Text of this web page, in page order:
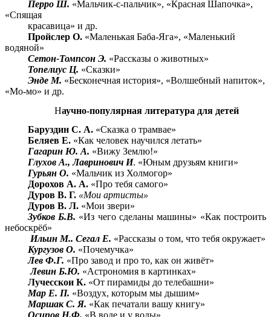
Перро Ш. «Мальчик-с-пальчик», «Красная Шапочка»,
«Спящая
красавица» и др.
Пройслер О.«Маленькая Баба-Яга», «Маленький
водяной»
Сетон-Томпсон Э. «Рассказы о животных»
Топелиус Ц. «Сказки»
Энде М. «Бесконечная история», «Волшебный напиток»,
«Мо-мо» и др.
Научно-популярная литература для детей
Баруздин С. А.«Сказка о трамвае»
Беляев Е.«Как человек научился летать»
Гагарин Ю. А. «Вижу Землю!»
Глухов А., Лавринович И. «Юным друзьям книги»
Гурьян О. «Мальчик из Холмогор»
Дорохов А. А.«Про тебя самого»
Дуров В. Г.«Мои артисты»
Дуров В. Л.«Мои звери»
Зубков Б.В. «Из чего сделаны машины» «Как построить
небоскрёб»
Ильин М.. Сегал Е. «Рассказы о том, что тебя окружает»
Кургузов О. «Почемучка»
Лев Ф.Г. «Про завод и про то, как он живёт»
Левин Б.Ю. «Астрономия в картинках»
Лучесскои К.«От пирамиды до телебашни»
Map Е. П. «Воздух, которым мы дышим»
Маршак С. Я. «Как печатали вашу книгу»
Осипов Н.Ф. «В воде и у воды»